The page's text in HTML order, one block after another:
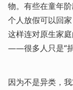
物。有些在童年
个人放假可以回
这样连对原生家
——很多人只是“捐
因为不是异类，